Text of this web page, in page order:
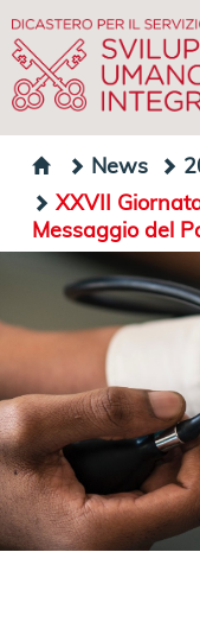
News
XXVII
Messaggio del